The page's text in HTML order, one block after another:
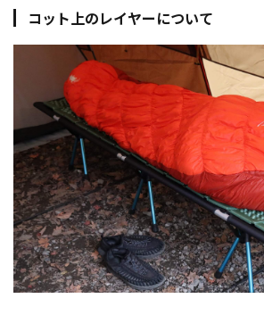
コット上のレイヤーについて